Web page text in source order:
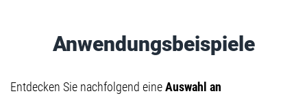
Anwendungsbeispiele
Entdecken Sie nachfolgend eineAuswahl an